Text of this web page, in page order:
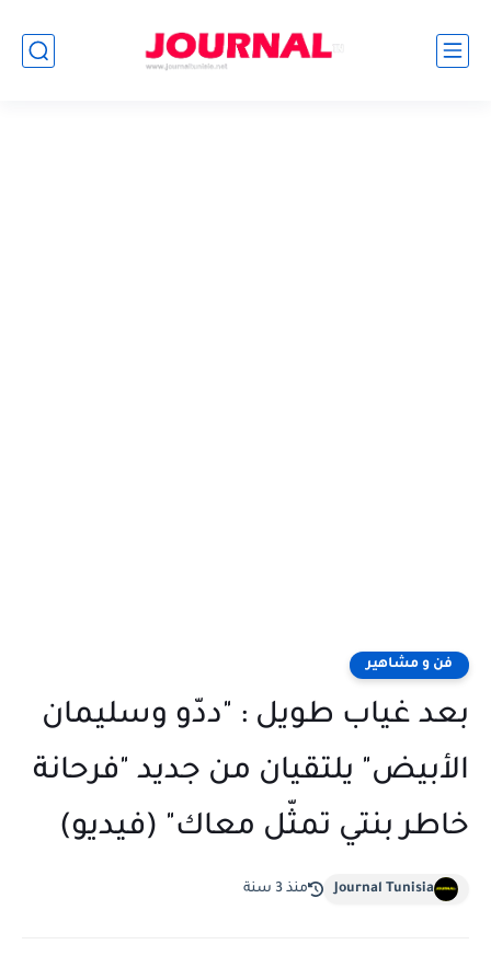
فن و مشاهير
بعد غياب طويل : "ددّو وسليمان
الأبيض" يلتقيان من جديد "فرحانة
خاطر بنتي تمثّل معاك" (فيديو)
Journal Tunisia منذ 3 سنة